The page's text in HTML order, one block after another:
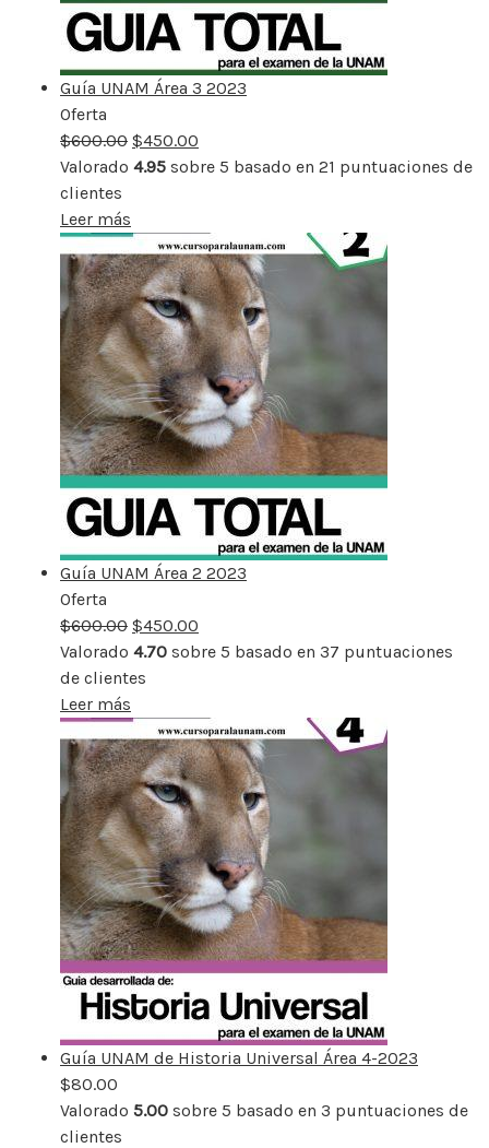
Guía UNAM Área 3 2023
Oferta
rebajado
$600.00 $450.00
Valorado 4.95 sobre 5 basado en 21 puntuaciones de
clientes
Leer más
Guía UNAM Área 2 2023
Oferta
rebajado
$600.00 $450.00
Valorado 4.70 sobre 5 basado en 37 puntuaciones
de clientes
Leer más
Guía UNAM de Historia Universal Área 4-2023
$80.00
Valorado 5.00 sobre 5 basado en 3 puntuaciones de
clientes